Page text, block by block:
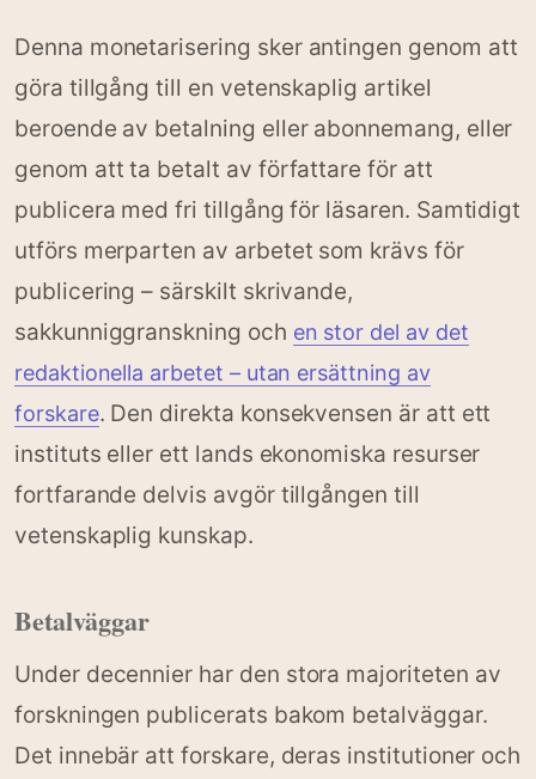
Denna monetarisering sker antingen genom att
göra tillgång till en vetenskaplig artikel
beroende av betalning eller abonnemang, eller
genom att ta betalt av författare för att
publicera med fri tillgång för läsaren. Samtidigt
utförs merparten av arbetet som krävs för
publicering – särskilt skrivande,
sakkunniggranskning och en stor del av det
redaktionella arbetet – utan ersättning av
forskare. Den direkta konsekvensen är att ett
instituts eller ett lands ekonomiska resurser
fortfarande delvis avgör tillgången till
vetenskaplig kunskap.
Betalväggar
Under decennier har den stora majoriteten av
forskningen publicerats bakom betalväggar.
Det innebär att forskare, deras institutioner och